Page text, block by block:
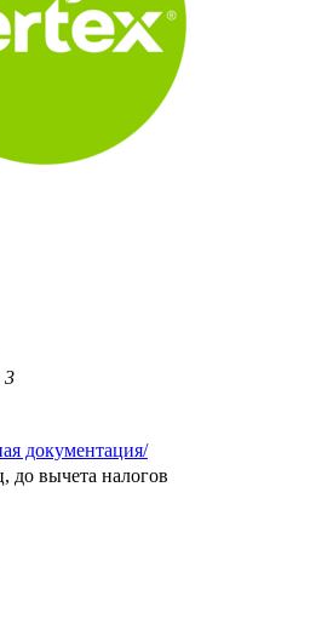
3
документация/
до вычета налогов